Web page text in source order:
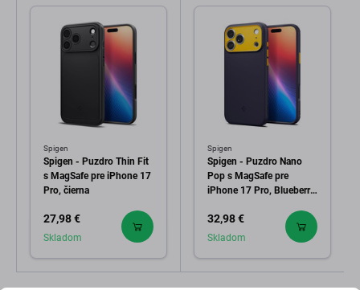
Spigen
Spigen - Puzdro Thin Fit
s MagSafe pre iPhone 17
Pro, čierna
27,98 €
Skladom
Spigen
Spigen - Puzdro Nano
Pop s MagSafe pre
iPhone 17 Pro, Blueberry
32,98 €
Skladom